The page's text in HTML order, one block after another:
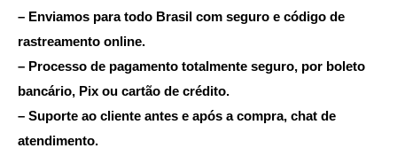
– Enviamos para todo Brasil com seguro e código de
rastreamento online.
– Processo de pagamento totalmente seguro, por boleto
bancário, Pix ou cartão de crédito.
– Suporte ao cliente antes e após a compra, chat de
atendimento.